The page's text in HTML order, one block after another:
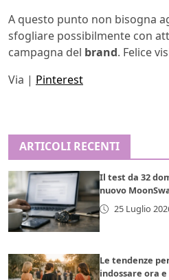
A questo punto non bisogna
sfogliare possibilmente con
campagna del brand. Felice
Via | Pinterest
ARTICOLI RECENTI
Il test da 32
nuovo
25 Luglio
Le tendenze
indossare ora